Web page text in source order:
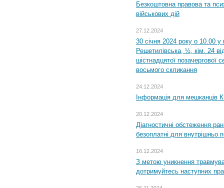
Безкоштовна правова та
військових дій
27.12.2024
30 січня 2024 року о 10.00 у
Решетилівська, ½, кім. 24
шістнадцятої позачергової
восьмого скликання
24.12.2024
Інформація для мешканців
20.12.2024
Діагностичні обстеження
безоплатні для внутрішньо
16.12.2024
З метою уникнення
дотримуйтесь наступних